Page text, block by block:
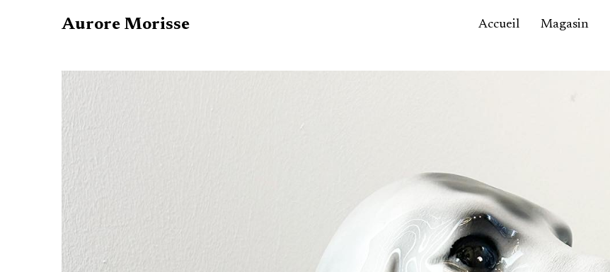
Aurore Morisse Accueil Magasin
Verrerie
Autre